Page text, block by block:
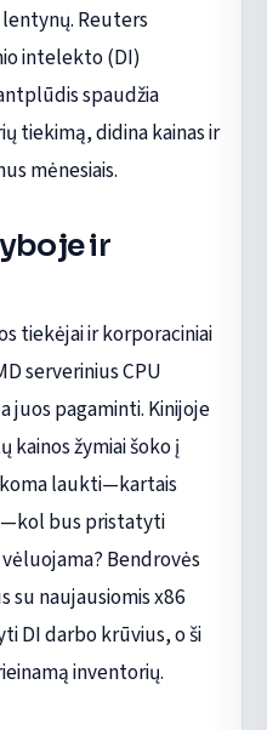
Reuters
intelekto (DI)
spaudžia
tiekimą, didina kainas ir
mėnesiais.
ir
tiekėjai ir korporaciniai
serverinius CPU
juos pagaminti. Kinijoje
žymiai šoko į
laukti—kartais
bus pristatyti
Bendrovės
su naujausiomis x86
DI darbo krūvius, o ši
inventorių.